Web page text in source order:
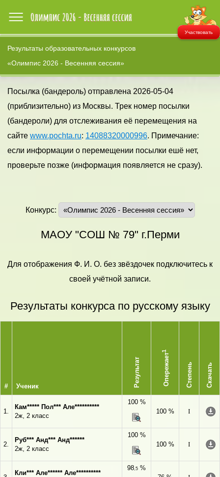
Участвовать
Результаты образовательных конкурсов
«Олимпис 2026 - Весенняя сессия»
Посылка (бандероль) отправлена 2026-05-04
(приблизительно) из Москвы. Трек номер посылки
(бандероли) для отслеживания её перемещения на
сайте www.pochta.ru: 14088320000996. Примечание:
если информации о перемещении посылки ешё нет,
проверьте позже (информация появляется не сразу).
Конкурс:
МАОУ "СОШ № 79" г.Перми
Для отображения Ф. И. О. без звёздочек подключитесь к
своей учётной записи.
Результаты конкурса по русскому языку
# Ученик Результат Опережает
1
Степень Скачать
1.
Кам***** Пол*** Але**********
2ж, 2 класс
100 %
100 %
I
2.
Руб*** Анд*** Анд******
2ж, 2 класс
100 %
100 %
I
Кли*** Але****** Але**********
98,5 %